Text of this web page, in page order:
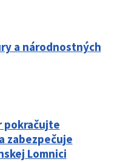
a národnostných
pokračujte
zabezpečuje
Lomnici